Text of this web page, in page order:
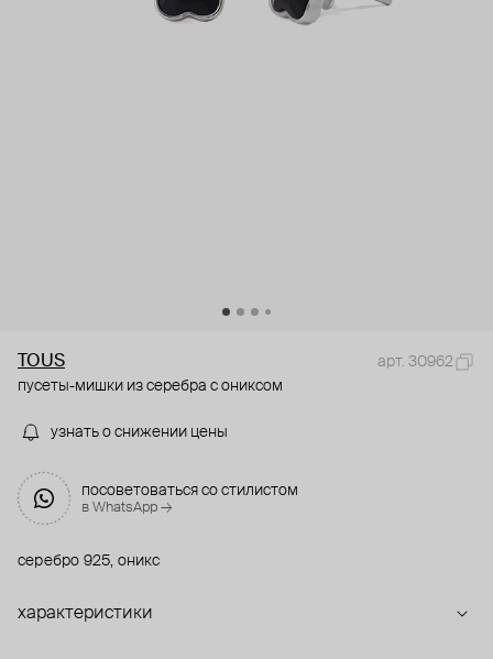
TOUS
арт. 30962
пусеты-мишки из серебра с ониксом
узнать о снижении цены
посоветоваться со стилистом
в WhatsApp →
серебро 925, оникс
характеристики